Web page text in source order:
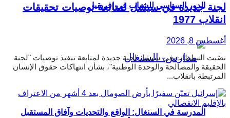
الدور السياسي للشباب في إفريقيا
المدرسة في السنغال: الواقع والتحديات وآفاق المستقبل
لجنة جديدة في سيشل لمتابعة توصيات تحقيقات
انقلاب 1977
أغسطس 8, 2026
نصّبت السلطات في سيشل لجنة جديدة لمتابعة تنفيذ توصيات "لجنة
الحقيقة والمصالحة والوحدة الوطنية"، بشأن انتهاكات حقوق الإنسان
المرتبطة بانقلاب...